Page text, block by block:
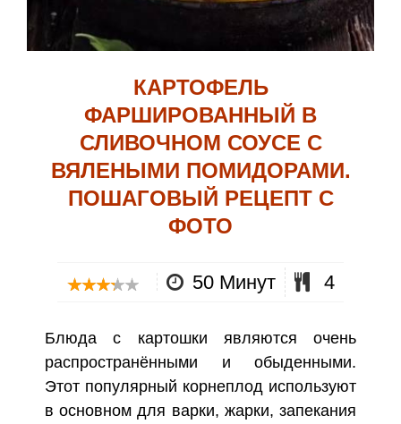
КАРТОФЕЛЬ
ФАРШИРОВАННЫЙ В
СЛИВОЧНОМ СОУСЕ С
ВЯЛЕНЫМИ ПОМИДОРАМИ.
ПОШАГОВЫЙ РЕЦЕПТ С
ФОТО
50 Минут 4
Блюда с картошки являются очень
распространёнными и обыденными.
Этот популярный корнеплод используют
в основном для варки, жарки, запекания